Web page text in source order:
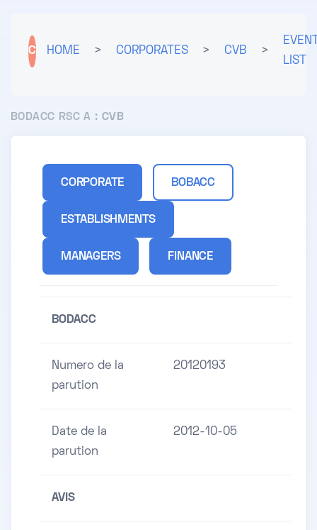
C HOME > CORPORATES > CVB >
LIST
BODACC RSC A : CVB
CORPORATE BOBACC
ESTABLISHMENTS
MANAGERS FINANCE
BODACC
Numero de la
parution
20120193
Date de la
parution
2012-10-05
AVIS